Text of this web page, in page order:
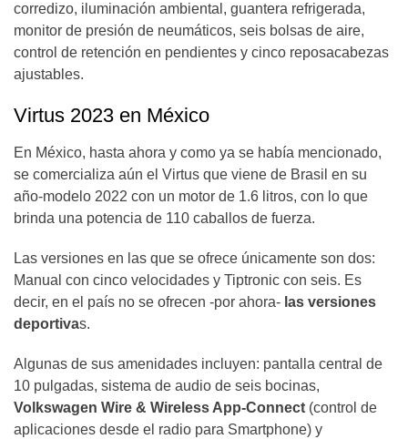
corredizo, iluminación ambiental, guantera refrigerada,
monitor de presión de neumáticos, seis bolsas de aire,
control de retención en pendientes y cinco reposacabezas
ajustables.
Virtus 2023 en México
En México, hasta ahora y como ya se había mencionado,
se comercializa aún el Virtus que viene de Brasil en su
año-modelo 2022 con un motor de 1.6 litros, con lo que
brinda una potencia de 110 caballos de fuerza.
Las versiones en las que se ofrece únicamente son dos:
Manual con cinco velocidades y Tiptronic con seis. Es
decir, en el país no se ofrecen -por ahora- las versiones
deportivas.
Algunas de sus amenidades incluyen: pantalla central de
10 pulgadas, sistema de audio de seis bocinas,
Volkswagen Wire & Wireless App-Connect (control de
aplicaciones desde el radio para Smartphone) y